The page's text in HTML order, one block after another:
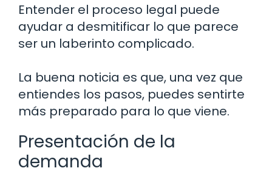
Entender el proceso legal puede
ayudar a desmitificar lo que parece
ser un laberinto complicado.
La buena noticia es que, una vez que
entiendes los pasos, puedes sentirte
más preparado para lo que viene.
Presentación de la
demanda